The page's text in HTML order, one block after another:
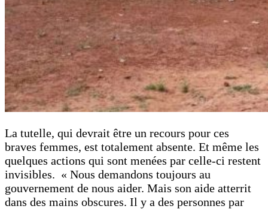
La tutelle, qui devrait être un recours pour ces
braves femmes, est totalement absente. Et même les
quelques actions qui sont menées par celle-ci restent
invisibles. « Nous demandons toujours au
gouvernement de nous aider. Mais son aide atterrit
dans des mains obscures. Il y a des personnes par